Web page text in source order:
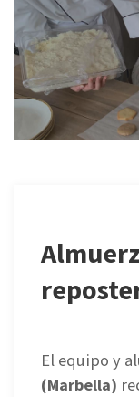
El equipo y
(Marbella)